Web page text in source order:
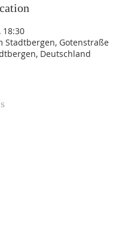
18:30
Stadtbergen, Gotenstraße
Deutschland